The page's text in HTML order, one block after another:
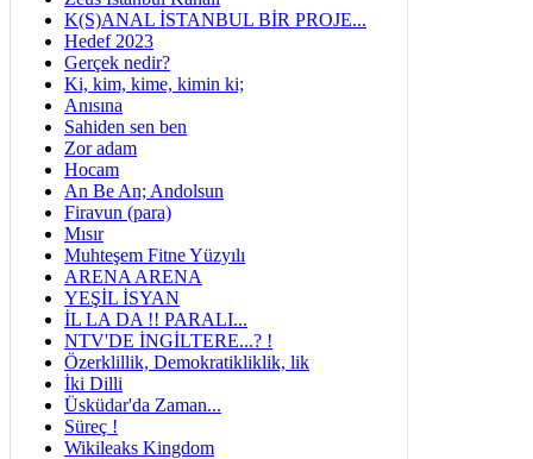
K(S)ANAL İSTANBUL BİR PROJE...
Hedef 2023
Gerçek nedir?
Ki, kim, kime, kimin ki;
Anısına
Sahiden sen ben
Zor adam
Hocam
An Be An; Andolsun
Firavun (para)
Mısır
Muhteşem Fitne Yüzyılı
ARENA ARENA
YEŞİL İSYAN
İL LA DA !! PARALI...
NTV'DE İNGİLTERE...? !
Özerklillik, Demokratikliklik, lik
İki Dilli
Üsküdar'da Zaman...
Süreç !
Wikileaks Kingdom